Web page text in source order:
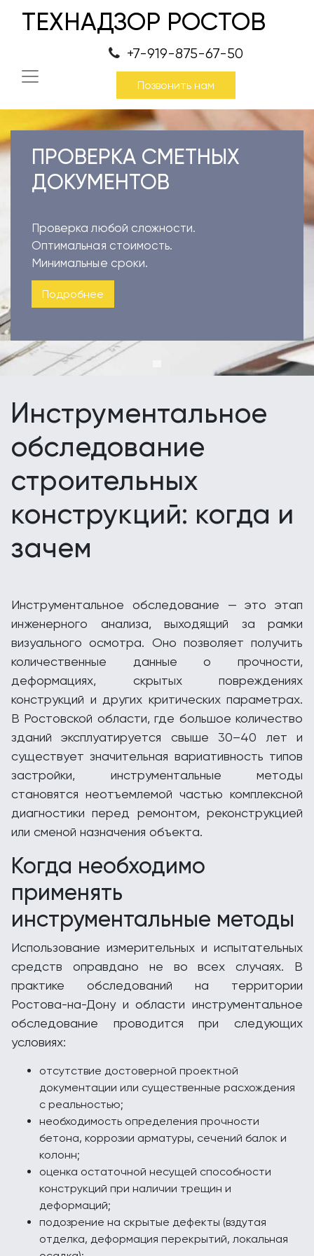
ТЕХНАДЗОР РОСТОВ
+7-919-875-67-50
Позвонить нам
ПРОВЕРКА СМЕТНЫХ
ДОКУМЕНТОВ
Проверка любой сложности.
Оптимальная стоимость.
Минимальные сроки.
Подробнее
Инструментальное
обследование
строительных
конструкций: когда и
зачем
Инструментальное обследование — это этап
инженерного анализа, выходящий за рамки
визуального осмотра. Оно позволяет получить
количественные данные о прочности,
деформациях, скрытых повреждениях
конструкций и других критических параметрах.
В Ростовской области, где большое количество
зданий эксплуатируется свыше 30–40 лет и
существует значительная вариативность типов
застройки, инструментальные методы
становятся неотъемлемой частью комплексной
диагностики перед ремонтом, реконструкцией
или сменой назначения объекта.
Когда необходимо
применять
инструментальные методы
Использование измерительных и испытательных
средств оправдано не во всех случаях. В
практике обследований на территории
Ростова-на-Дону и области инструментальное
обследование проводится при следующих
условиях:
отсутствие достоверной проектной
документации или существенные расхождения
с реальностью;
необходимость определения прочности
бетона, коррозии арматуры, сечений балок и
колонн;
оценка остаточной несущей способности
конструкций при наличии трещин и
деформаций;
подозрение на скрытые дефекты (вздутая
отделка, деформация перекрытий, локальная